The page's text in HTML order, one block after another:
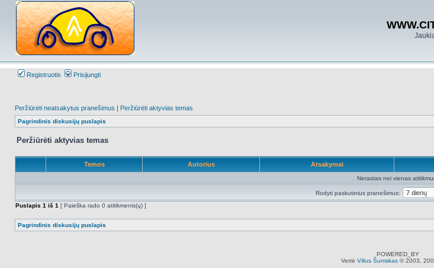
Registruotis Prisijungti
Peržiūrėti neatsakytus pranešimus | Peržiūrėti aktyvias temas
Pagrindinis diskusijų puslapis
Peržiūrėti aktyvias temas
Temos Autorius Atsakymai
Nerastas nei vienas
Rodyti paskutinius pranešimus:
Puslapis 1 iš 1 [ Paieška rado 0 atitikmenis(ų) ]
Pagrindinis diskusijų puslapis
POWERED_BY
Vertė Vilius Šumskas© 2003,